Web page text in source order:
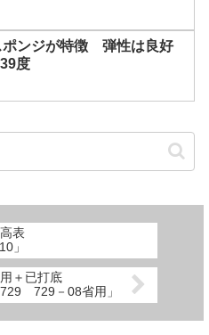
ポンジが特徴 弾性は良好
度
表
」
＋已打底
729 729－08省用」